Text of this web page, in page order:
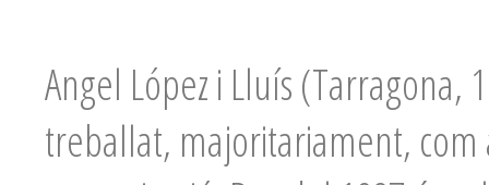
Angel López i Lluís (Tarragona,
treballat, majoritariament, com